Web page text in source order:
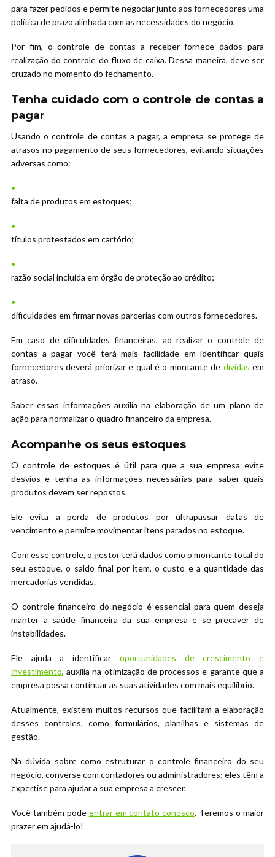
para fazer pedidos e permite negociar junto aos fornecedores uma
política de prazo alinhada com as necessidades do negócio.
Por fim, o controle de contas a receber fornece dados para
realização do controle do fluxo de caixa. Dessa maneira, deve ser
cruzado no momento do fechamento.
Tenha cuidado com o controle de contas a
pagar
Usando o controle de contas a pagar, a empresa se protege de
atrasos no pagamento de seus fornecedores, evitando situações
adversas como:
falta de produtos em estoques;
títulos protestados em cartório;
razão social incluída em órgão de proteção ao crédito;
dificuldades em firmar novas parcerias com outros fornecedores.
Em caso de dificuldades financeiras, ao realizar o controle de
contas a pagar você terá mais facilidade em identificar quais
fornecedores deverá priorizar e qual é o montante de dívidas em
atraso.
Saber essas informações auxilia na elaboração de um plano de
ação para normalizar o quadro financeiro da empresa.
Acompanhe os seus estoques
O controle de estoques é útil para que a sua empresa evite
desvios e tenha as informações necessárias para saber quais
produtos devem ser repostos.
Ele evita a perda de produtos por ultrapassar datas de
vencimento e permite movimentar itens parados no estoque.
Com esse controle, o gestor terá dados como o montante total do
seu estoque, o saldo final por item, o custo e a quantidade das
mercadorias vendidas.
O controle financeiro do negócio é essencial para quem deseja
manter a saúde financeira da sua empresa e se precaver de
instabilidades.
Ele ajuda a identificar oportunidades de crescimento e
investimento, auxilia na otimização de processos e garante que a
empresa possa continuar as suas atividades com mais equilíbrio.
Atualmente, existem muitos recursos que facilitam a elaboração
desses controles, como formulários, planilhas e sistemas de
gestão.
Na dúvida sobre como estruturar o controle financeiro do seu
negócio, converse com contadores ou administradores; eles têm a
expertise para ajudar a sua empresa a crescer.
Você também pode entrar em contato conosco. Teremos o maior
prazer em ajudá-lo!